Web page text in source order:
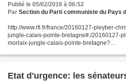
Publié le 05/02/2016 à 06:52
Par Section du Parti communiste du Pays
http://www.rfi.fr/france/20160127-pleyber-
jungle-calais-pointe-bretagne#./20160127-
morlaix-jungle-calais-pointe-bretagne?
Etat d'urgence: les